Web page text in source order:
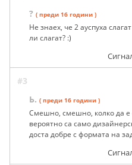
? ( преди 16 години )
Не знаех, че 2 ауспуха
ли слагат? :)
#3
Ь. ( преди 16 години )
Смешно, смешно, колко да е
вероятно са само
доста добре с формата на